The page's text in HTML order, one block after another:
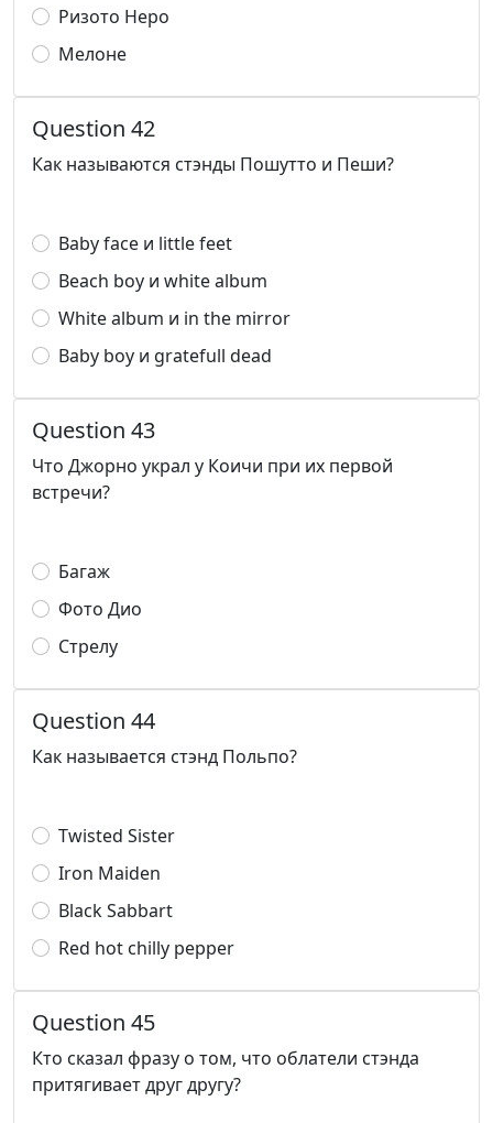
Ризото Неро
Мелоне
Question 42
Как называются стэнды Пошутто и Пеши?
Baby face и little feet
Beach boy и white album
White album и in the mirror
Baby boy и gratefull dead
Question 43
Что Джорно украл у Коичи при их первой
встречи?
Багаж
Фото Дио
Стрелу
Question 44
Как называется стэнд Польпо?
Twisted Sister
Iron Maiden
Black Sabbart
Red hot chilly pepper
Question 45
Кто сказал фразу о том, что облатели стэнда
притягивает друг другу?